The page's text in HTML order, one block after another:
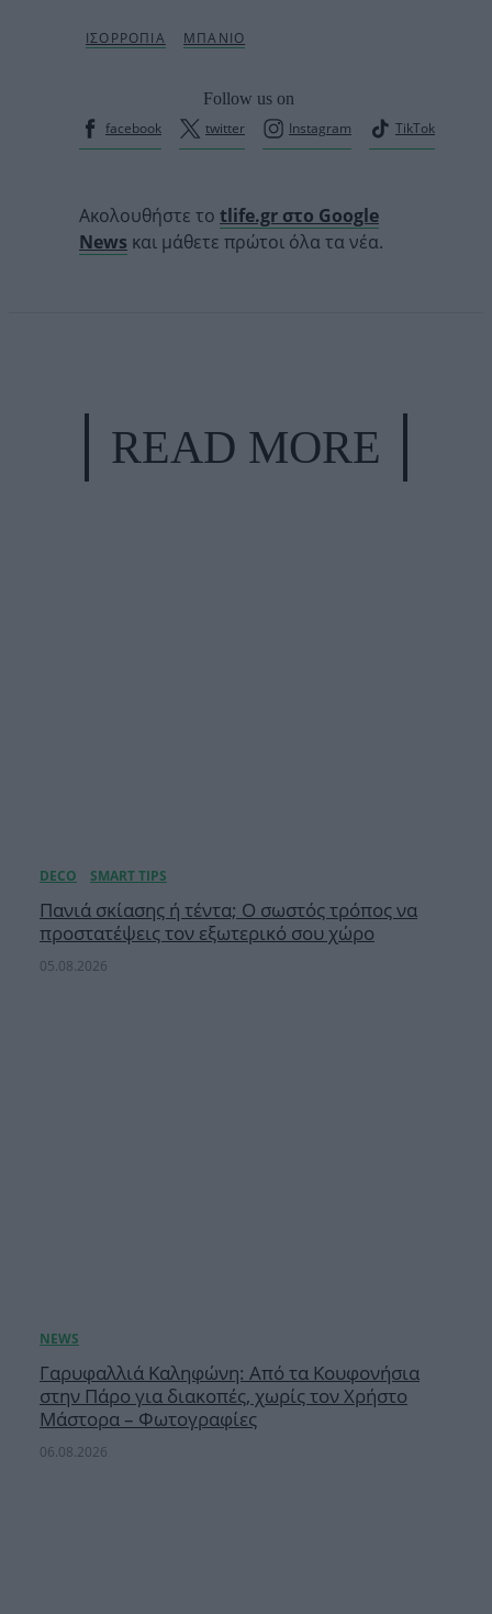
Follow us on
facebook
twitter Instagram TikTok
Ακολουθήστε το tlife.gr στο Google
News και μάθετε πρώτοι όλα τα νέα.
READ MORE
Πανιά σκίασης ή τέντα; Ο σωστός τρόπος να
προστατέψεις τον εξωτερικό σου χώρο
05.08.2026
Γαρυφαλλιά Καληφώνη: Από τα Κουφονήσια
στην Πάρο για διακοπές, χωρίς τον Χρήστο
Μάστορα – Φωτογραφίες
06.08.2026